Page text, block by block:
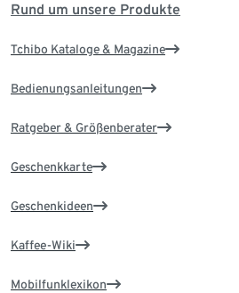
Rund um unsere Produkte
Tchibo Kataloge & Magazine
Bedienungsanleitungen
Ratgeber & Größenberater
Geschenkkarte
Geschenkideen
Kaffee-Wiki
Mobilfunklexikon